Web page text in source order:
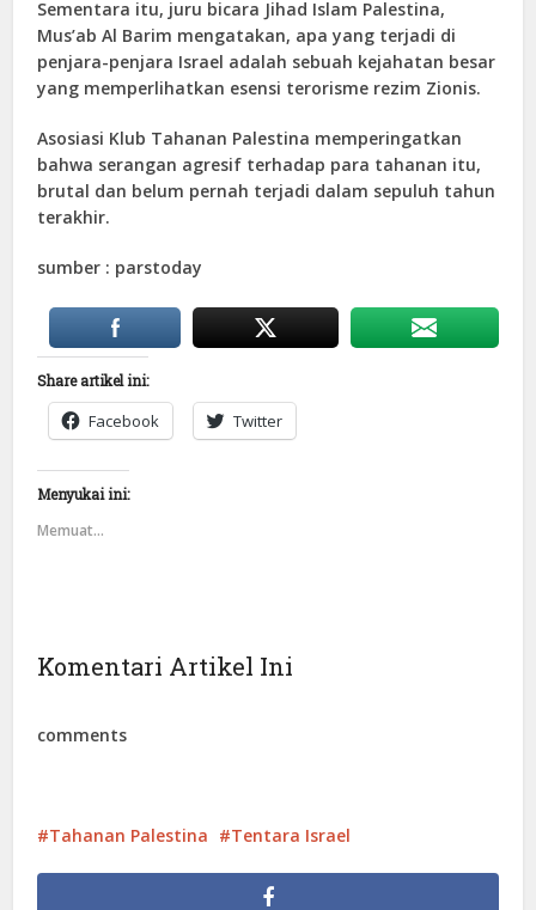
Sementara itu, juru bicara Jihad Islam Palestina,
Mus’ab Al Barim mengatakan, apa yang terjadi di
penjara-penjara Israel adalah sebuah kejahatan besar
yang memperlihatkan esensi terorisme rezim Zionis.
Asosiasi Klub Tahanan Palestina memperingatkan
bahwa serangan agresif terhadap para tahanan itu,
brutal dan belum pernah terjadi dalam sepuluh tahun
terakhir.
sumber : parstoday
Share artikel ini:
Facebook Twitter
Menyukai ini:
Memuat...
Komentari Artikel Ini
comments
Tahanan Palestina Tentara Israel